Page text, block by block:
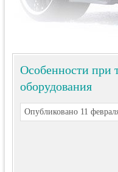
Особенности при
оборудования
Опубликовано 11